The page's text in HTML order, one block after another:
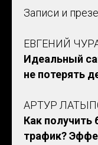
Записи и
ЕВГЕНИЙ
Идеальный
не потерять
АРТУР
Как получить
трафик?